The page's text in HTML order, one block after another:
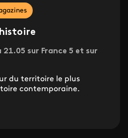
21.05 sur France 5 et sur
du territoire le plus
contemporaine.